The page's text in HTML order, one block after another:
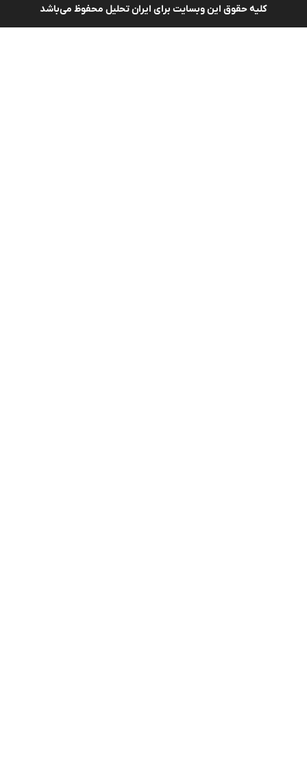
کلیه حقوق این وبسایت برای ایران تحلیل محفوظ می‌باشد